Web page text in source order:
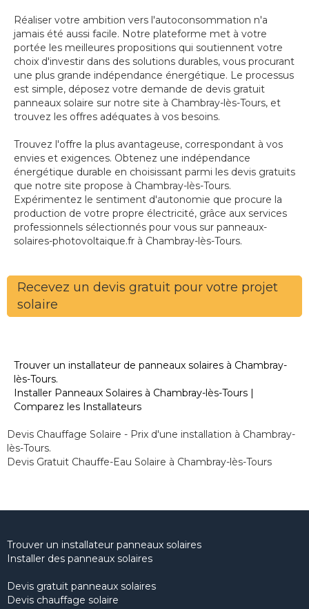
Réaliser votre ambition vers l'autoconsommation n'a
jamais été aussi facile. Notre plateforme met à votre
portée les meilleures propositions qui soutiennent votre
choix d'investir dans des solutions durables, vous procurant
une plus grande indépendance énergétique. Le processus
est simple, déposez votre demande de devis gratuit
panneaux solaire sur notre site à Chambray-lès-Tours, et
trouvez les offres adéquates à vos besoins.
Trouvez l'offre la plus avantageuse, correspondant à vos
envies et exigences. Obtenez une indépendance
énergétique durable en choisissant parmi les devis gratuits
que notre site propose à Chambray-lès-Tours.
Expérimentez le sentiment d'autonomie que procure la
production de votre propre électricité, grâce aux services
professionnels sélectionnés pour vous sur panneaux-
solaires-photovoltaique.fr à Chambray-lès-Tours.
Recevez un devis gratuit pour votre projet
solaire
Trouver un installateur de panneaux solaires à Chambray-
lès-Tours.
Installer Panneaux Solaires à Chambray-lès-Tours |
Comparez les Installateurs
Devis Chauffage Solaire - Prix d'une installation à Chambray-
lès-Tours.
Devis Gratuit Chauffe-Eau Solaire à Chambray-lès-Tours
Trouver un installateur panneaux solaires
Installer des panneaux solaires
Devis gratuit panneaux solaires
Devis chauffage solaire